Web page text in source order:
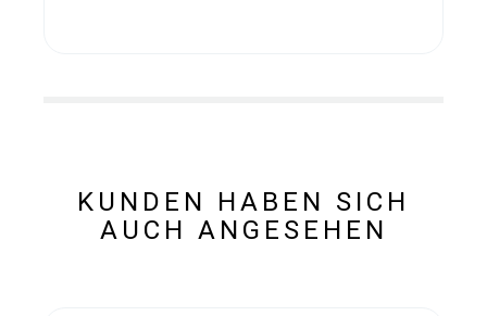
KUNDEN HABEN SICH
AUCH ANGESEHEN